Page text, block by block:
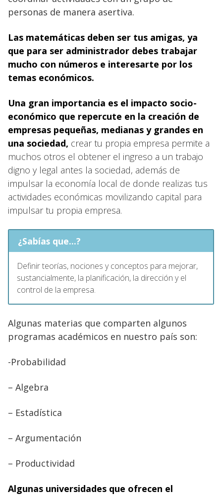
personas de manera asertiva.
Las matemáticas deben ser tus amigas, ya
que para ser administrador debes trabajar
mucho con números e interesarte por los
temas económicos.
Una gran importancia es el impacto socio-
económico que repercute en la creación de
empresas pequeñas, medianas y grandes en
una sociedad, crear tu propia empresa permite a
muchos otros el obtener el ingreso a un trabajo
digno y legal antes la sociedad, además de
impulsar la economía local de donde realizas tus
actividades económicas movilizando capital para
impulsar tu propia empresa.
¿Sabías que...?
Definir teorías, nociones y conceptos para mejorar,
sustancialmente, la planificación, la dirección y el
control de la empresa.
Algunas materias que comparten algunos
programas académicos en nuestro país son:
-Probabilidad
– Algebra
– Estadística
– Argumentación
– Productividad
Algunas universidades que ofrecen el